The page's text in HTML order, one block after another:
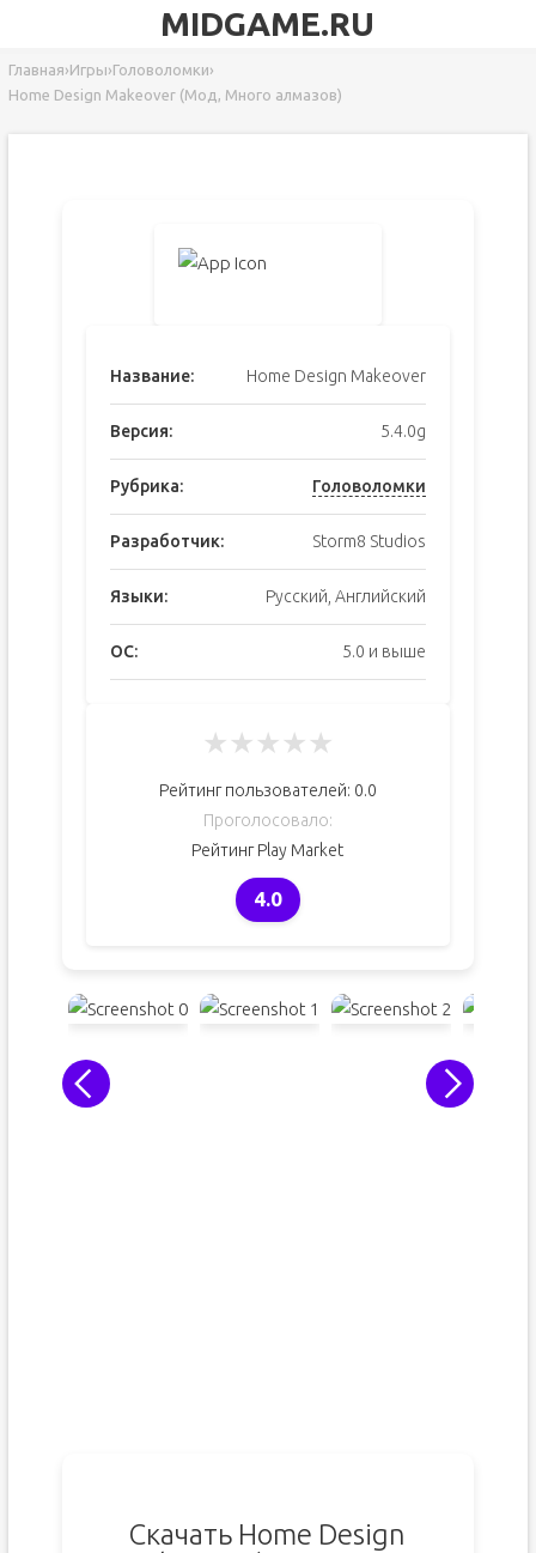
MIDGAME.RU
Главная›Игры›Головоломки›
Home Design Makeover (Мод, Много алмазов)
Название: Home Design Makeover
Версия: 5.4.0g
Рубрика: Головоломки
Разработчик: Storm8 Studios
Языки: Русский, Английский
ОС: 5.0 и выше
★★★★★
Рейтинг пользователей: 0.0
Проголосовало:
Рейтинг Play Market
4.0
Скачать Home Design